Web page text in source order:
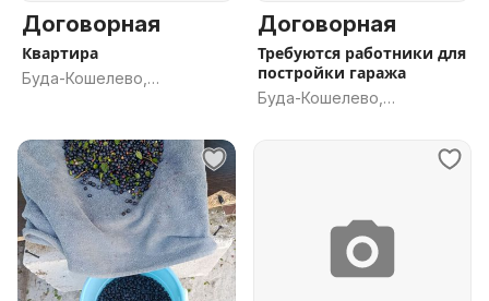
Договорная
Квартира
Буда-Кошелево,
Договорная
Требуются работники для
постройки гаража
Буда-Кошелево,